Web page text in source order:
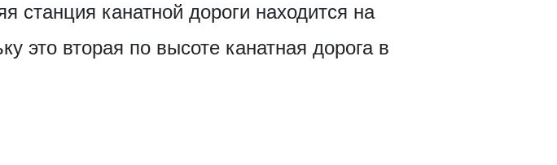
станция канатной дороги находится на
это вторая по высоте канатная дорога в